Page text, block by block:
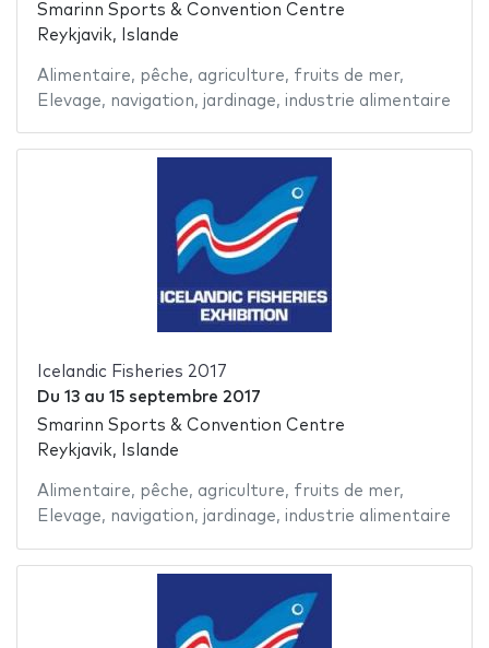
Smarinn Sports & Convention Centre
Reykjavik, Islande
Alimentaire, pêche, agriculture, fruits de mer,
Elevage, navigation, jardinage, industrie alimentaire
Icelandic Fisheries 2017
Du 13au 15 septembre 2017
Smarinn Sports & Convention Centre
Reykjavik, Islande
Alimentaire, pêche, agriculture, fruits de mer,
Elevage, navigation, jardinage, industrie alimentaire